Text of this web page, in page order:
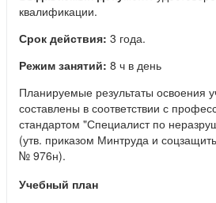
квалификации.
Срок действия: 3 года.
Режим занятий: 8 ч в день
Планируемые результаты освоения
составлены в соответствии с
стандартом "Специалист по
(утв. приказом Минтруда и
№ 976н).
Учебный план